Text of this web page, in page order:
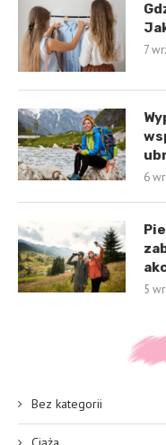
7
6
5
Bez kategorii